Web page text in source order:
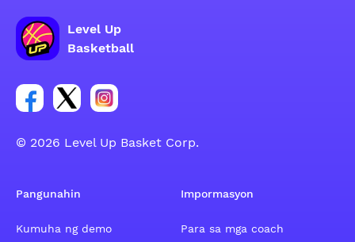
Level Up
Basketball
Link para sa social group ng Facebook account
Link para sa social group ng tweeter account
Link para sa social group ng Instagram
© 2026 Level Up Basket Corp.
Pangunahin
Kumuha ng demo
Impormasyon
Para sa mga coach